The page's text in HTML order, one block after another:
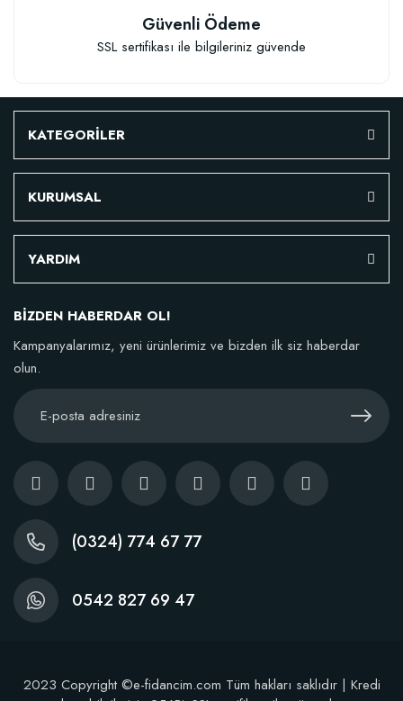
52,18 TL
BestSol Sıvı Solucan Gübresi 1 Litre
146,77 TL
Güvenli Ödeme
SSL sertifikası ile bilgileriniz güvende
KATEGORİLER
KURUMSAL
YARDIM
BİZDEN HABERDAR OL!
Kampanyalarımız, yeni ürünlerimiz ve bizden ilk siz haberdar
olun.
(0324) 774 67 77
0542 827 69 47
2023 Copyright ©e-fidancim.com Tüm hakları saklıdır | Kredi